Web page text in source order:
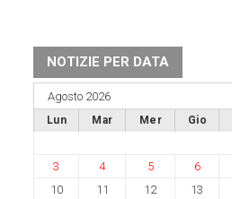
NOTIZIE PER DATA
Agosto 2026
Lun Mar Mer Gio
3
4 5 6
10
11 12 13